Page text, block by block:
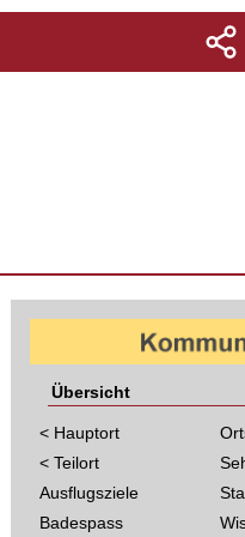
Übersicht
< Hauptort
< Teilort
Ausflugsziele
Badespass